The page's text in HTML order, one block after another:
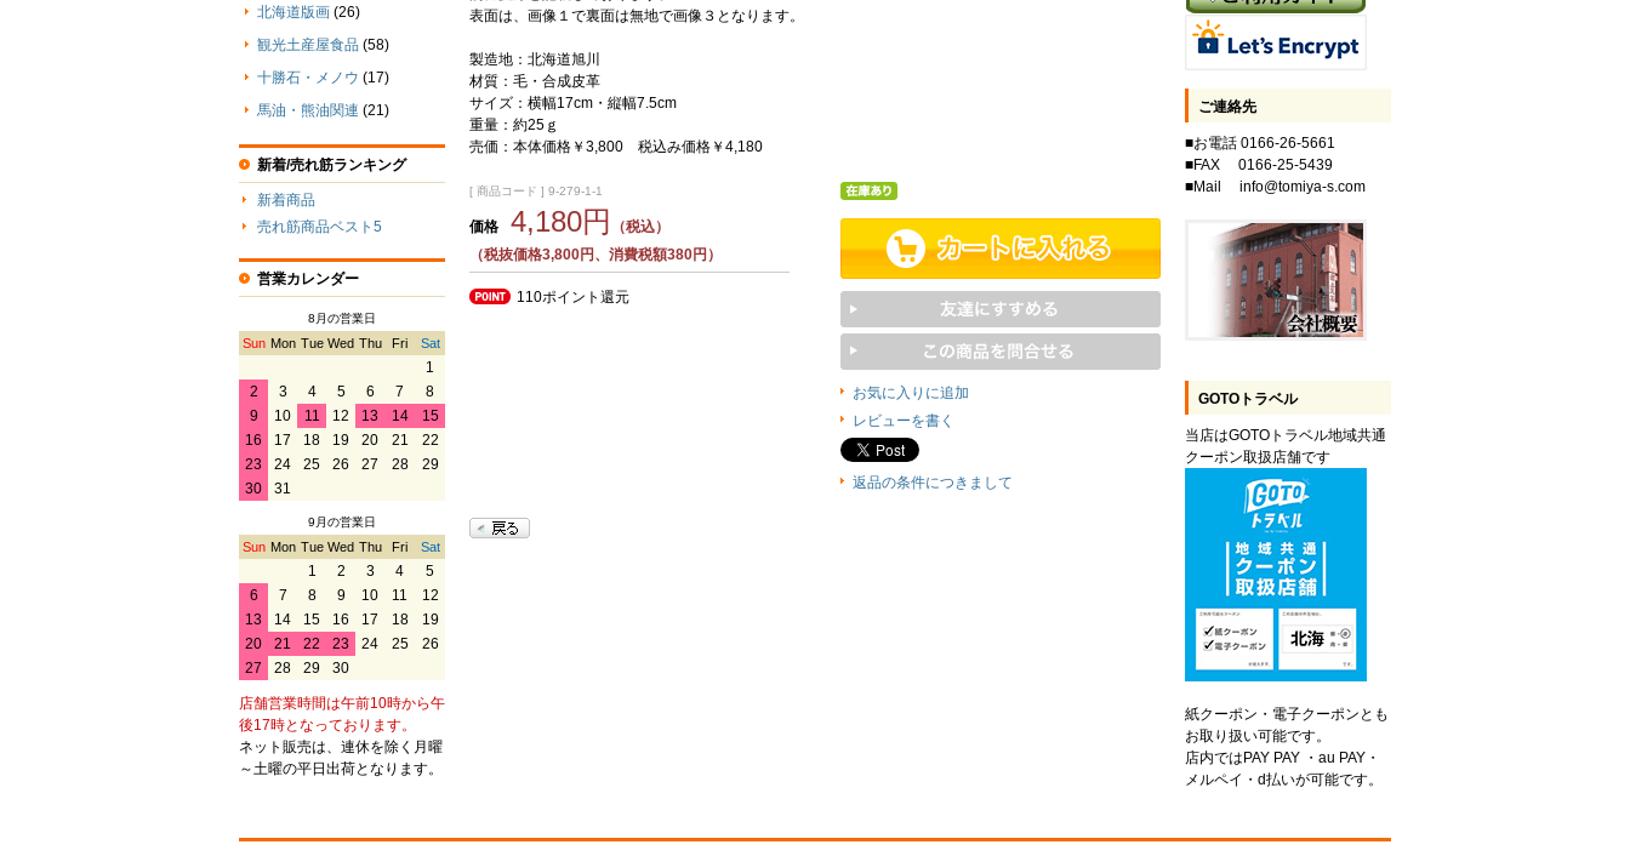
表面は、画像１で裏面は無地で画像３となります。
製造地：北海道旭川
材質：毛・合成皮革
サイズ：横幅17cm・縦幅7.5cm
重量：約25ｇ
売価：本体価格￥3,800 税込み価格￥4,180
[ 商品コード ] 9-279-1-1
価格 4,180円
（税込）
（税抜価格3,800円、消費税額380円）
110ポイント還元
お気に入りに追加
レビューを書く
返品の条件につきまして
北海道版画 (26)
観光土産屋食品 (58)
十勝石・メノウ (17)
馬油・熊油関連 (21)
新着/売れ筋ランキング
新着商品
売れ筋商品ベスト5
営業カレンダー
8月の営業日
Sun Mon Tue Wed Thu Fri Sat
1
2
3 4 5 6 7
8
9
10 11 12 13 14
15
16
17 18 19 20 21
22
23
24 25 26 27 28
29
30
31
9月の営業日
Sun Mon Tue Wed Thu Fri Sat
1 2 3 4
5
6
7 8 9 10 11
12
13
14 15 16 17 18
19
20
21 22 23 24 25
26
27
28 29 30
店舗営業時間は午前10時から午
後17時となっております。
ネット販売は、連休を除く月曜
～土曜の平日出荷となります。
ご連絡先
■お電話 0166-26-5661
■FAX 0166-25-5439
■Mail info@tomiya-s.com
GOTOトラベル
当店はGOTOトラベル地域共通
クーポン取扱店舗です
紙クーポン・電子クーポンとも
お取り扱い可能です。
店内ではPAY PAY ・au PAY・
メルペイ・d払いが可能です。